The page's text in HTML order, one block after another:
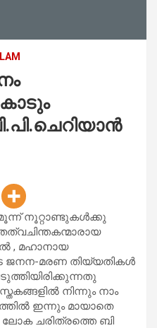
നൂറ്റാണ്ടുകൾക്കു
, മഹാനായ
ജനന-മരണ തിയ്യതികൾ
നിന്നും നാം
ഇന്നും മായാതെ
ചരിത്രത്തെ ബി